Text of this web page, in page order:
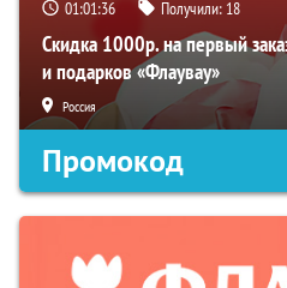
01:01:35 Получили: 18
Скидка 1000р. на первый
и подарков «Флаувау»
Россия
Промокод